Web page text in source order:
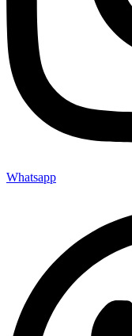
Whatsapp